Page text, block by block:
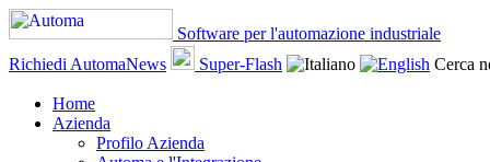
Software per l'automazione industriale
Richiedi AutomaNews
Super-Flash Cerca
Home
Azienda
Profilo Azienda